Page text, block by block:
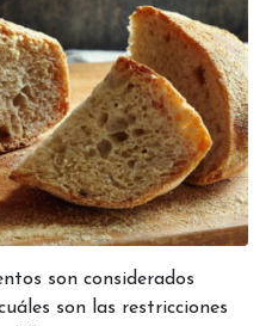
son considerados
son las restricciones